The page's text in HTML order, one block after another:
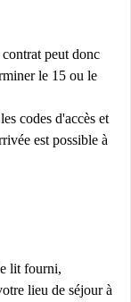
peut donc
le 15 ou le
codes d'accès et
est possible à
lit fourni,
lieu de séjour à